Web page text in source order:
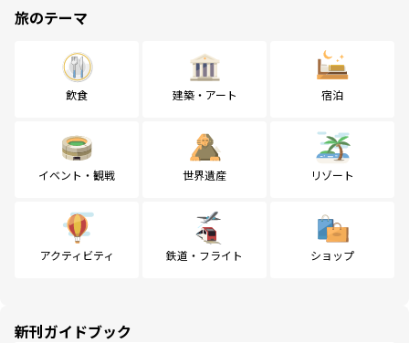
旅のテーマ
飲食 建築・アート 宿泊
イベント・観戦 世界遺産 リゾート
アクティビティ 鉄道・フライト ショップ
新刊ガイドブック